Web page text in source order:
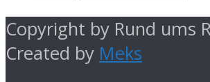
Copyright by Rund ums
Created by Meks